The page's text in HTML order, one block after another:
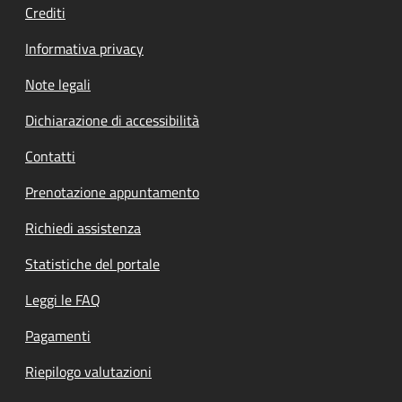
Crediti
Informativa privacy
Note legali
Dichiarazione di accessibilità
Contatti
Prenotazione appuntamento
Richiedi assistenza
Statistiche del portale
Leggi le FAQ
Pagamenti
Riepilogo valutazioni